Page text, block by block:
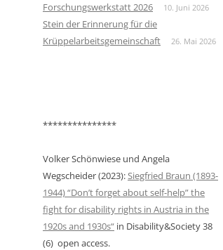
ARBEITSMARKTS IN
HEINRICH, ELISA:
WORLD WILL FINALLY
WE ARE”—DIS/ABILITY
WRITING: TAKING
THE NARRATIVE IN
YEAR OF THE TIGER
BEITRAG NIKOLAUS
Forschungswerkstatt 2026
10. Juni 2026
Stein der Erinnerung für die
Krüppelarbeitsgemeinschaft
26. Mai 2026
***************
Volker Schönwiese und Angela
Wegscheider (2023):Siegfried Braun (1893-
1944) “Don’t forget about self-help” the
fight for disability rights in Austria in the
1920s and 1930s“ in Disability&Society 38
(6) open access.